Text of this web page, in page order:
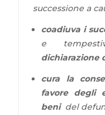
successione a
coadiuva i
e
dichiarazione
cura la
favore degli
beni del